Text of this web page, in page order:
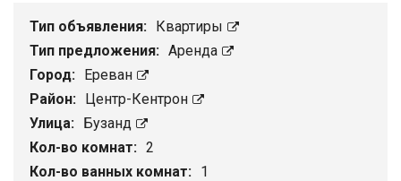
Тип объявления: Квартиры
Тип предложения: Аренда
Город: Ереван
Район: Центр-Кентрон
Улица: Бузанд
Кол-во комнат: 2
Кол-во ванных комнат: 1